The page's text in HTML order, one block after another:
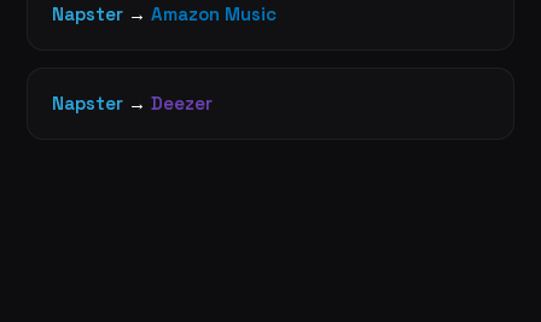
Napster → Amazon Music
Napster → Deezer